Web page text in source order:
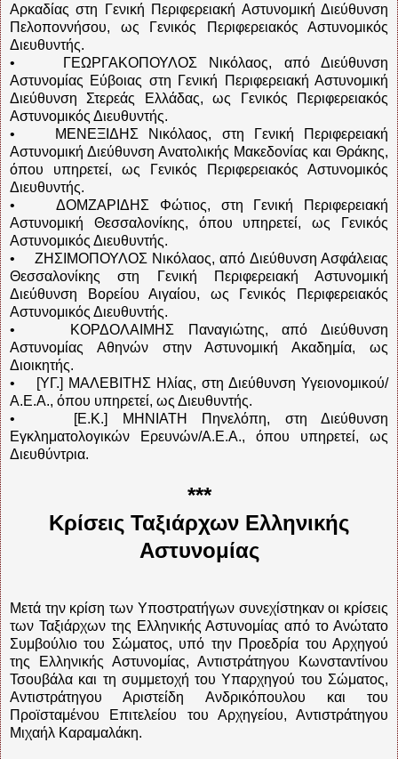
Αρκαδίας στη Γενική Περιφερειακή Αστυνομική Διεύθυνση
Πελοποννήσου, ως Γενικός Περιφερειακός Αστυνομικός
Διευθυντής.
• ΓΕΩΡΓΑΚΟΠΟΥΛΟΣ Νικόλαος, από Διεύθυνση
Αστυνομίας Εύβοιας στη Γενική Περιφερειακή Αστυνομική
Διεύθυνση Στερεάς Ελλάδας, ως Γενικός Περιφερειακός
Αστυνομικός Διευθυντής.
• ΜΕΝΕΞΙΔΗΣ Νικόλαος, στη Γενική Περιφερειακή
Αστυνομική Διεύθυνση Ανατολικής Μακεδονίας και Θράκης,
όπου υπηρετεί, ως Γενικός Περιφερειακός Αστυνομικός
Διευθυντής.
• ΔΟΜΖΑΡΙΔΗΣ Φώτιος, στη Γενική Περιφερειακή
Αστυνομική Θεσσαλονίκης, όπου υπηρετεί, ως Γενικός
Αστυνομικός Διευθυντής.
• ΖΗΣΙΜΟΠΟΥΛΟΣ Νικόλαος, από Διεύθυνση Ασφάλειας
Θεσσαλονίκης στη Γενική Περιφερειακή Αστυνομική
Διεύθυνση Βορείου Αιγαίου, ως Γενικός Περιφερειακός
Αστυνομικός Διευθυντής.
• ΚΟΡΔΟΛΑΙΜΗΣ Παναγιώτης, από Διεύθυνση
Αστυνομίας Αθηνών στην Αστυνομική Ακαδημία, ως
Διοικητής.
• [ΥΓ.] ΜΑΛΕΒΙΤΗΣ Ηλίας, στη Διεύθυνση Υγειονομικού/
Α.Ε.Α., όπου υπηρετεί, ως Διευθυντής.
• [Ε.Κ.] ΜΗΝΙΑΤΗ Πηνελόπη, στη Διεύθυνση
Εγκληματολογικών Ερευνών/Α.Ε.Α., όπου υπηρετεί, ως
Διευθύντρια.
***
Κρίσεις Ταξιάρχων Ελληνικής
Αστυνομίας
Μετά την κρίση των Υποστρατήγων συνεχίστηκαν οι κρίσεις
των Ταξιάρχων της Ελληνικής Αστυνομίας από το Ανώτατο
Συμβούλιο του Σώματος, υπό την Προεδρία του Αρχηγού
της Ελληνικής Αστυνομίας, Αντιστράτηγου Κωνσταντίνου
Τσουβάλα και τη συμμετοχή του Υπαρχηγού του Σώματος,
Αντιστράτηγου Αριστείδη Ανδρικόπουλου και του
Προϊσταμένου Επιτελείου του Αρχηγείου, Αντιστράτηγου
Μιχαήλ Καραμαλάκη.